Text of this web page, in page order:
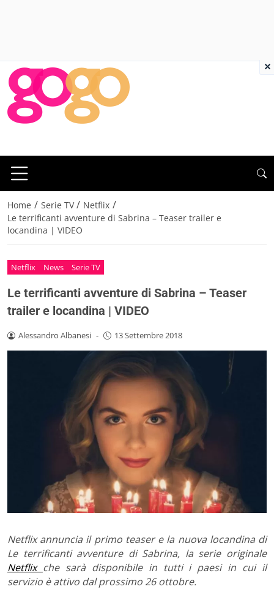
Home / Serie TV / Netflix /
Le terrificanti avventure di Sabrina – Teaser trailer e
locandina | VIDEO
Netflix News Serie TV
Le terrificanti avventure di Sabrina – Teaser
trailer e locandina | VIDEO
Alessandro Albanesi - 13 Settembre 2018
Netflix annuncia il primo teasere la nuova locandinadi
Le terrificanti avventure di Sabrina, la serie originale
Netflix che sarà disponibile in tutti i paesi in cui il
servizio è attivo dal prossimo 26 ottobre.
×